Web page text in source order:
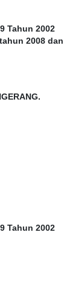
Tahun 2002
2008 dan
Tahun 2002